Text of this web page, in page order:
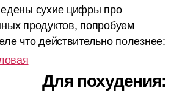
сухие цифры про
продуктов, попробуем
что действительно полезнее:
Для похудения: